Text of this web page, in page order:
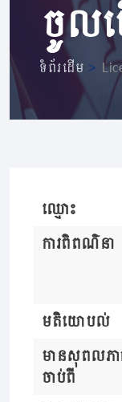
ចូលម
ទំព័រដើម>
ឈ្មោះ
ការពិពណ៌នា
មតិយោបល់
មានសុពលភា
ចាប់ពី